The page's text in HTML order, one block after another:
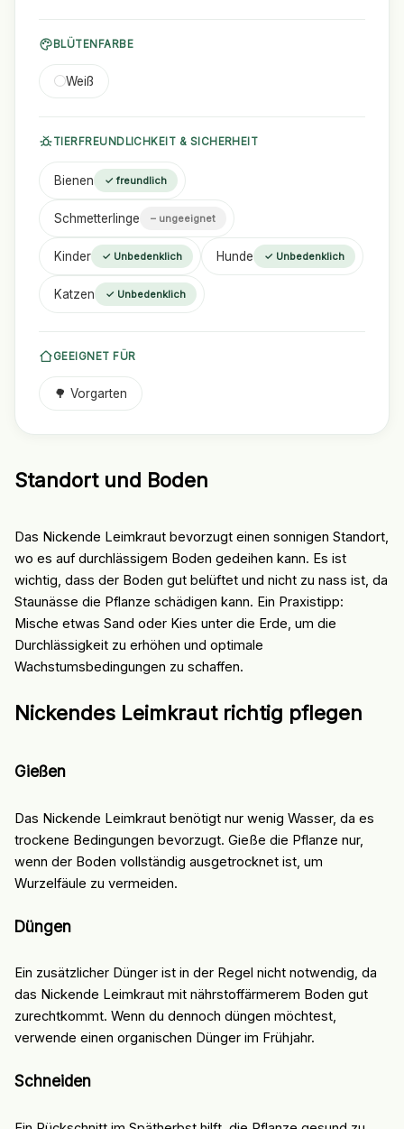
BLÜTENFARBE
Weiß
TIERFREUNDLICHKEIT & SICHERHEIT
Bienen ✓ freundlich
Schmetterlinge – ungeeignet
Kinder ✓ Unbedenklich Hunde ✓ Unbedenklich
Katzen ✓ Unbedenklich
GEEIGNET FÜR
🌳 Vorgarten
Standort und Boden
Das Nickende Leimkraut bevorzugt einen sonnigen Standort,
wo es auf durchlässigem Boden gedeihen kann. Es ist
wichtig, dass der Boden gut belüftet und nicht zu nass ist, da
Staunässe die Pflanze schädigen kann. Ein Praxistipp:
Mische etwas Sand oder Kies unter die Erde, um die
Durchlässigkeit zu erhöhen und optimale
Wachstumsbedingungen zu schaffen.
Nickendes Leimkraut richtig pflegen
Gießen
Das Nickende Leimkraut benötigt nur wenig Wasser, da es
trockene Bedingungen bevorzugt. Gieße die Pflanze nur,
wenn der Boden vollständig ausgetrocknet ist, um
Wurzelfäule zu vermeiden.
Düngen
Ein zusätzlicher Dünger ist in der Regel nicht notwendig, da
das Nickende Leimkraut mit nährstoffärmerem Boden gut
zurechtkommt. Wenn du dennoch düngen möchtest,
verwende einen organischen Dünger im Frühjahr.
Schneiden